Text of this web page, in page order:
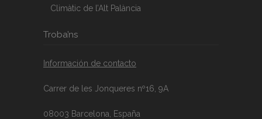
Climàtic de l’Alt Palància
Troba’ns
Información de contacto
Carrer de les Jonqueres nº16, 9A
08003 Barcelona, España